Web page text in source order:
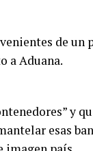
de un
a Aduana.
y
esas